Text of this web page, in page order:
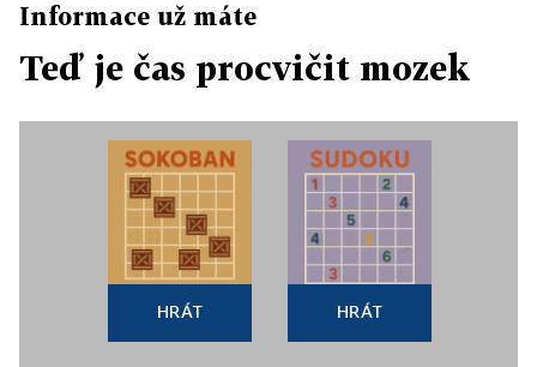
Informace už máte
Teď je čas procvičit mozek
HRÁT HRÁT